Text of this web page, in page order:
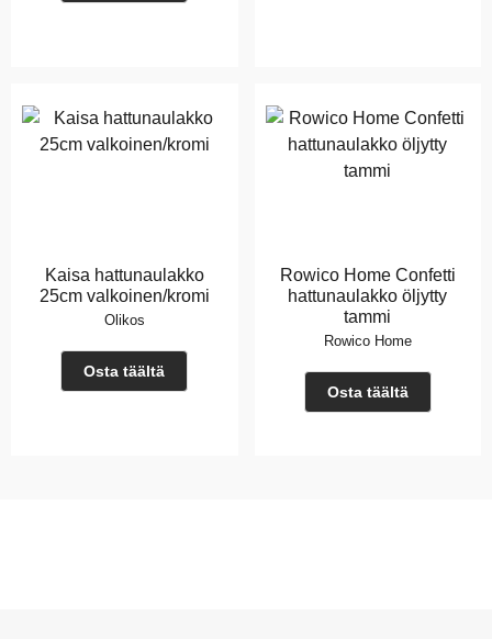
Kaisa hattunaulakko
25cm valkoinen/kromi
Olikos
Osta täältä
Rowico Home Confetti
hattunaulakko öljytty
tammi
Rowico Home
Osta täältä